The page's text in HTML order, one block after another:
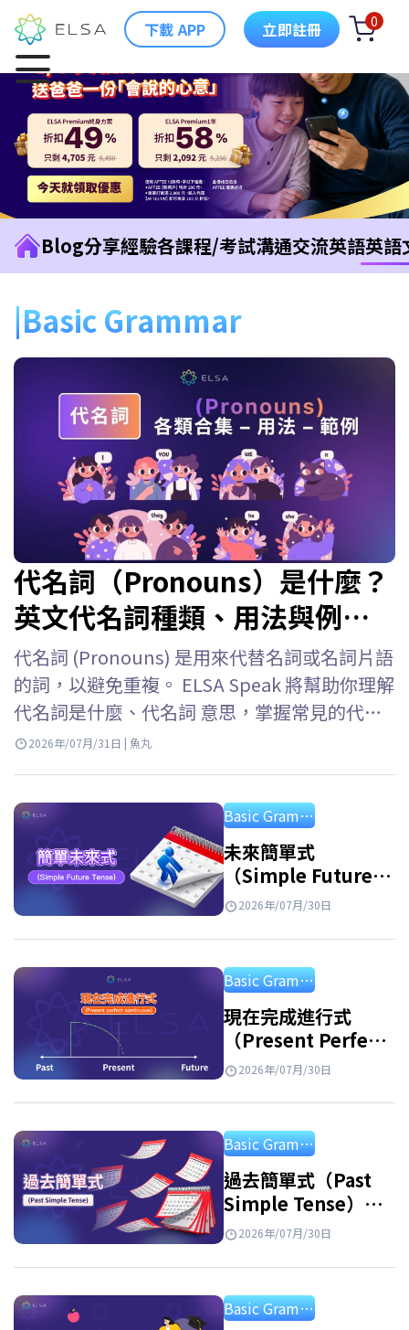
下載 APP 立即註冊 0
Blog分享經驗各課程/考試溝通交流英語英語
Basic Grammar
代名詞（Pronouns）是什麼？
英文代名詞種類、用法與例句
整理
代名詞 (Pronouns) 是用來代替名詞或名詞片語
的詞，以避免重複。 ELSA Speak 將幫助你理解
代名詞是什麼、代名詞 意思，掌握常見的代名
詞類型，以及詳細的代名詞用法以便在英語中
名詞片語的詞，可以避免重複，使句子更簡潔
自然。被代名詞取代的名詞稱為先行詞或前
綴。 例子: Linda is…
2026年/07月/31日 | 魚丸
Basic Grammar
未來簡單式
（Simple Future
Tense）：公式、用
2026年/07月/30日
Basic Grammar
現在完成進行式
（Present Perfect
Continuous
習
2026年/07月/30日
Basic Grammar
過去簡單式（Past
Simple Tense）：
句型公式、用法與附
2026年/07月/30日
Basic Grammar